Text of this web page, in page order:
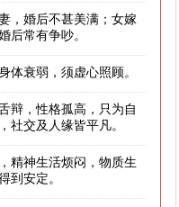
，婚后不甚美满；女嫁
后常有争吵。
体衰弱，须虚心照顾。
辩，性格孤高，只为自
社交及人缘皆平凡。
精神生活烦闷，物质生
到安定。